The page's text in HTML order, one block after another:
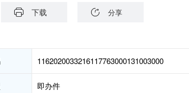
下载 分享
1162020033216117763000131003000
即办件